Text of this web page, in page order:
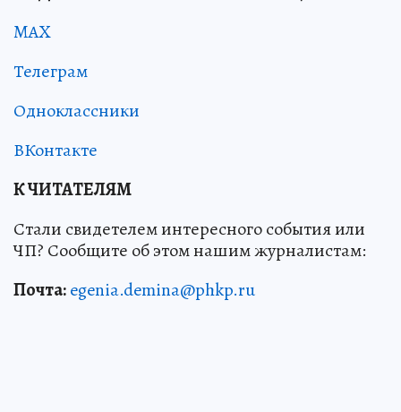
MAX
Телеграм
Одноклассники
ВКонтакте
К ЧИТАТЕЛЯМ
Стали свидетелем интересного события или
ЧП? Сообщите об этом нашим журналистам:
Почта:egenia.demina@phkp.ru